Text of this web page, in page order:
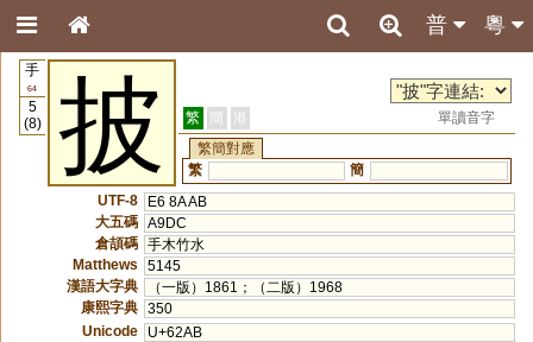
粵
普
手
64
5
(8)
披 繁 簡 港
單讀音字
繁簡對應
繁
簡
UTF-8
E6 8A AB
大五碼 A9DC
倉頡碼 手木竹水
Matthews
5145
漢語大字典
（一版）1861；（二版）1968
康熙字典 350
Unicode
U+62AB